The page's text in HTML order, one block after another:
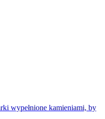
wypełnione kamieniami, by